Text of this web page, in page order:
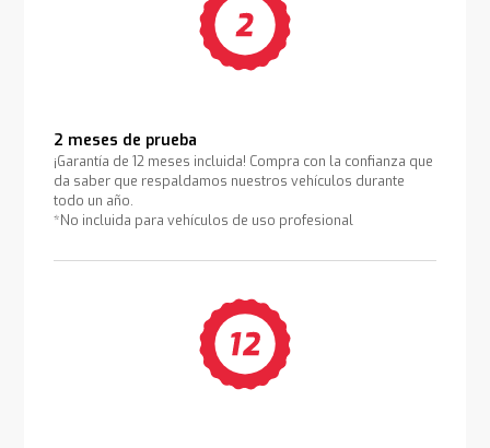
2 meses de prueba
¡Garantía de 12 meses incluida! Compra con la confianza que
da saber que respaldamos nuestros vehículos durante
todo un año.
*No incluida para vehículos de uso profesional